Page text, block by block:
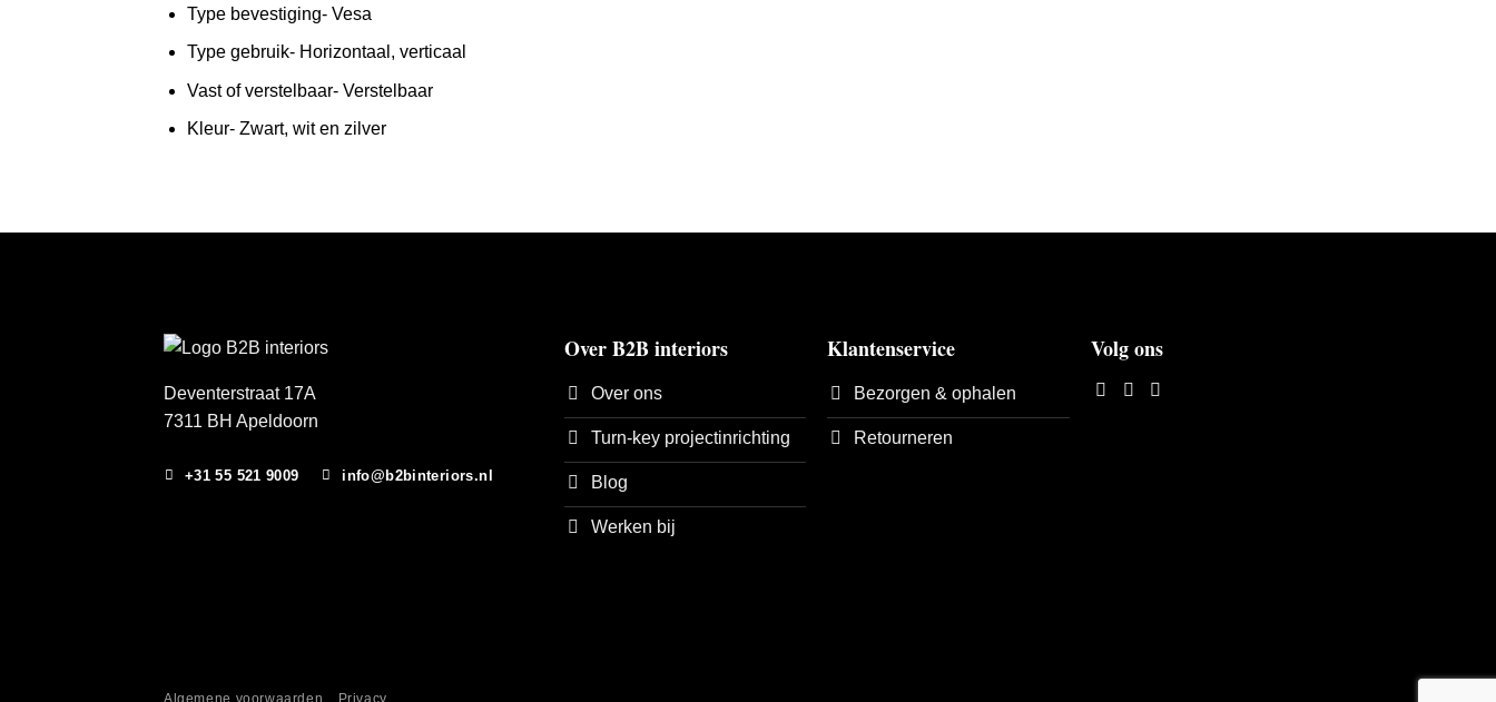
Type bevestiging- Vesa
Type gebruik- Horizontaal, verticaal
Vast of verstelbaar- Verstelbaar
Kleur- Zwart, wit en zilver
Deventerstraat 17A
7311 BH Apeldoorn
+31 55 521 9009 info@b2binteriors.nl
Over B2B interiors
Over ons
Turn-key projectinrichting
Blog
Werken bij
Klantenservice
Bezorgen & ophalen
Retourneren
Volg ons
Algemene voorwaarden Privacy